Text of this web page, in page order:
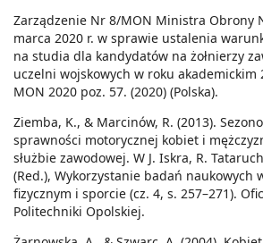
Zarządzenie Nr 8/MON Ministra Obrony
marca 2020 r. w sprawie ustalenia
na studia dla kandydatów na żołnierzy
uczelni wojskowych w roku akademickim
MON 2020 poz. 57. (2020) (Polska).
Ziemba, K., & Marcinów, R. (2013).
sprawności motorycznej kobiet i
służbie zawodowej. W J. Iskra, R.
(Red.), Wykorzystanie badań naukowych
fizycznym i sporcie (cz. 4, s. 257–271).
Politechniki Opolskiej.